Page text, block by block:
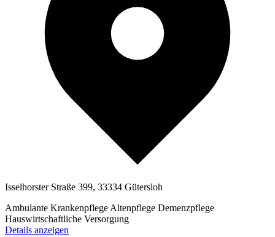
Isselhorster Straße 399, 33334 Gütersloh
Ambulante Krankenpflege Altenpflege Demenzpflege
Hauswirtschaftliche Versorgung
Details anzeigen